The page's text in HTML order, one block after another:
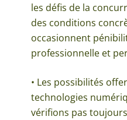
les défis de la
des conditions
occasionnent
professionnelle et
• Les possibilités
technologies
vérifions pas